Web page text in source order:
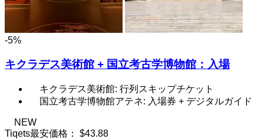
-5%
キクラデス美術館 + 国立考古学博物館：入場
キクラデス美術館: 行列スキップチケット
国立考古学博物館アテネ: 入場券 + デジタルガイド
NEW
Tiqets最安価格：
$43.88